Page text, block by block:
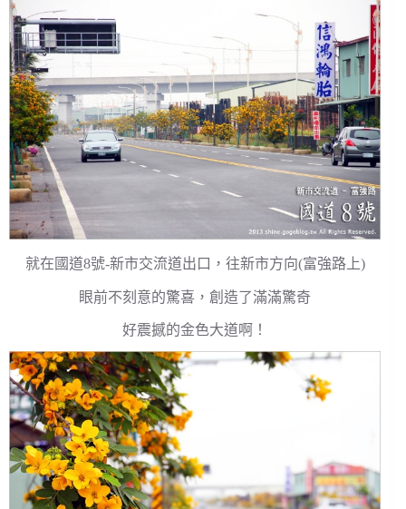
就在國道8號-新市交流道出口，往新市方向(富強路上)
眼前不刻意的驚喜，創造了滿滿驚奇
好震撼的金色大道啊！